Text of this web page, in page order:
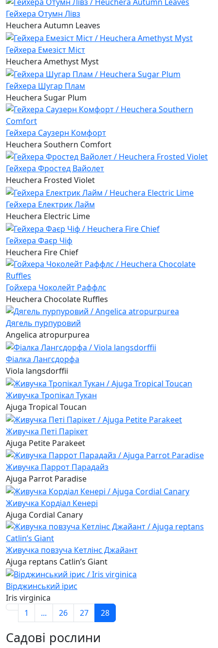
Гейхера Отумн Лівз
Heuchera Autumn Leaves
Гейхера Емезіст Міст
Heuchera Amethyst Myst
Гейхера Шугар Плам
Heuchera Sugar Plum
Гейхера Саузерн Комфорт
Heuchera Southern Comfort
Гейхера Фростед Вайолет
Heuchera Frosted Violet
Гейхера Електрик Лайм
Heuchera Electric Lime
Гейхера Фаєр Чіф
Heuchera Fire Chief
Гойхера Чоколейт Раффлс
Heuchera Chocolate Ruffles
Дягель пурпуровий
Angelica atropurpurea
Фіалка Лангсдорфа
Viola langsdorffii
Живучка Тропікал Тукан
Ajuga Tropical Toucan
Живучка Петі Парікет
Ajuga Petite Parakeet
Живучка Паррот Парадайз
Ajuga Parrot Paradise
Живучка Кордіал Кенері
Ajuga Cordial Canary
Живучка повзуча Кетлінс Джайант
Ajuga reptans Catlin’s Giant
Вірджинський ірис
Iris virginica
1
... 26 27 28
Садові рослини